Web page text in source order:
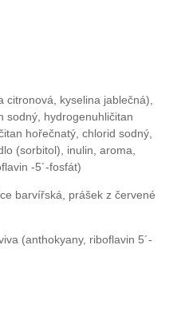
citronová, kyselina jablečná),
sodný, hydrogenuhličitan
hořečnatý, chlorid sodný,
(sorbitol), inulin, aroma,
-5´-fosfát)
barvířská, prášek z červené
(anthokyany, riboflavin 5´-